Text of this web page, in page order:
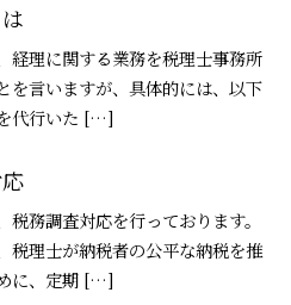
経理に関する業務を税理士事務所
を言いますが、具体的には、以下
代行いた […]
税務調査対応を行っております。
税理士が納税者の公平な納税を推
に、定期 […]